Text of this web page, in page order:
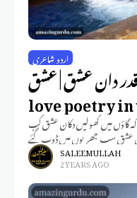
اردو شاعری
دان عشق | عشق
گاؤں میں کھولیں دکان عشق کب
عشق سب جھریوں میں ڈوب گئے
SALEEM ULLAH
2 YEARS AGO